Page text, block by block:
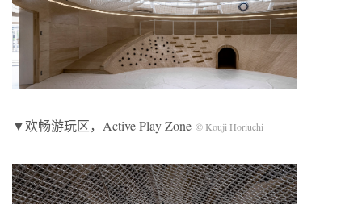
▼欢畅游玩区，Active Play Zone © Kouji Horiuchi